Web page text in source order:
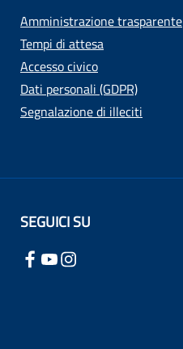
Amministrazione trasparente
Tempi di attesa
Accesso civico
Dati personali (GDPR)
Segnalazione di illeciti
SEGUICI SU